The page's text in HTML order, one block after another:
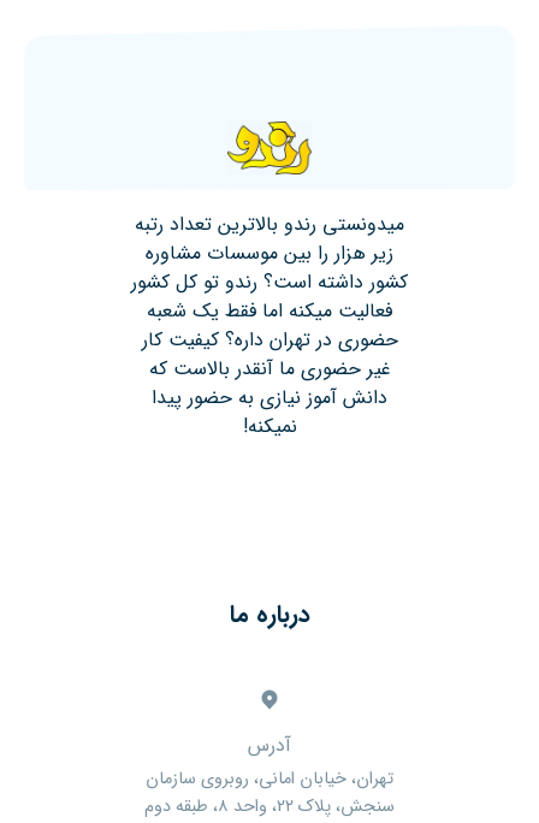
میدونستی رندو بالاترین تعداد رتبه
زیر هزار را بین موسسات مشاوره
کشور داشته است؟ رندو تو کل کشور
فعالیت میکنه اما فقط یک شعبه
حضوری در تهران داره؟ کیفیت کار
غیر حضوری ما آنقدر بالاست که
دانش آموز نیازی به حضور پیدا
نمیکنه!
درباره ما
آدرس
تهران، خیابان امانی، روبروی سازمان
سنجش، پلاک ۲۲، واحد ۸، طبقه دوم